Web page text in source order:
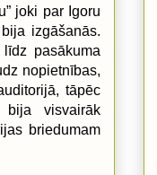
joki par Igoru
izgāšanās.
pasākuma
nopietnības,
tāpēc
bija visvairāk
briedumam